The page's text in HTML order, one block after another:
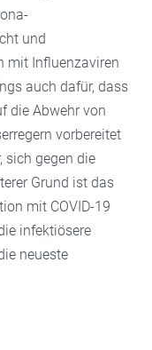
und
mit Influenzaviren
auch dafür, dass
die Abwehr von
vorbereitet
sich gegen die
Grund ist das
mit COVID-19
infektiösere
neueste